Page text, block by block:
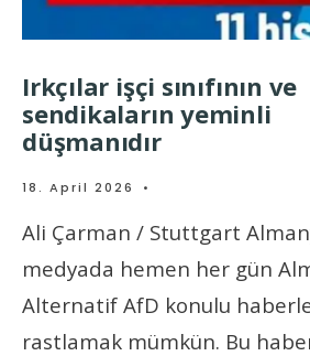
Irkçılar işçi sınıfının ve
sendikaların yeminli
düşmanıdır
18. April 2026 •
Ali Çarman / Stuttgart
medyada hemen her gün
Alternatif AfD konulu
rastlamak mümkün. Bu